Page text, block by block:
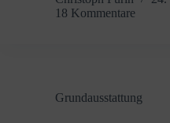
18 Kommentare
Grundausstattung